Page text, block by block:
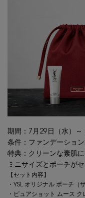
期間：7月29日（水）～
条件：ファンデーショ
特典：クリーンな素肌
ミニサイズとポーチが
【セット内容】
・YSL オリジナル ポーチ（
・ピュアショット ムース